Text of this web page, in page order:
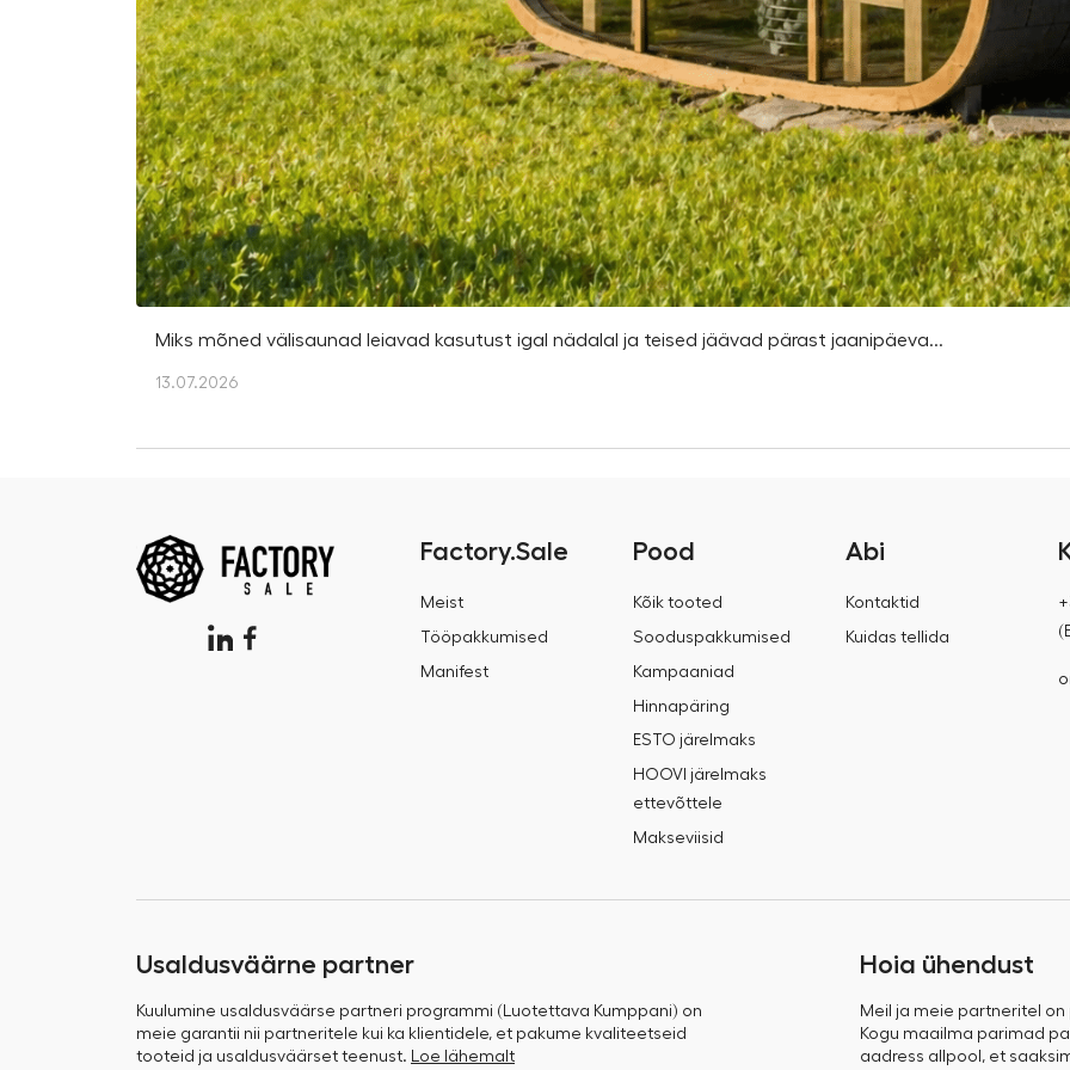
Miks mõned välisaunad leiavad kasutust igal nädalal ja teised jäävad pärast jaanipäeva...
13.07.2026
Factory.Sale
Meist
Tööpakkumised
Manifest
Pood
Kõik tooted
Sooduspakkumised
Kampaaniad
Hinnapäring
ESTO järelmaks
HOOVI järelmaks
ettevõttele
Makseviisid
Abi
Kontaktid
Kuidas tellida
Usaldusväärne partner
Kuulumine usaldusväärse partneri programmi (Luotettava Kumppani) on
meie garantii nii partneritele kui ka klientidele, et pakume kvaliteetseid
tooteid ja usaldusväärset teenust. Loe lähemalt
Hoia ühendust
Meil ja meie partneritel
Kogu maailma parimad
aadress allpool, et